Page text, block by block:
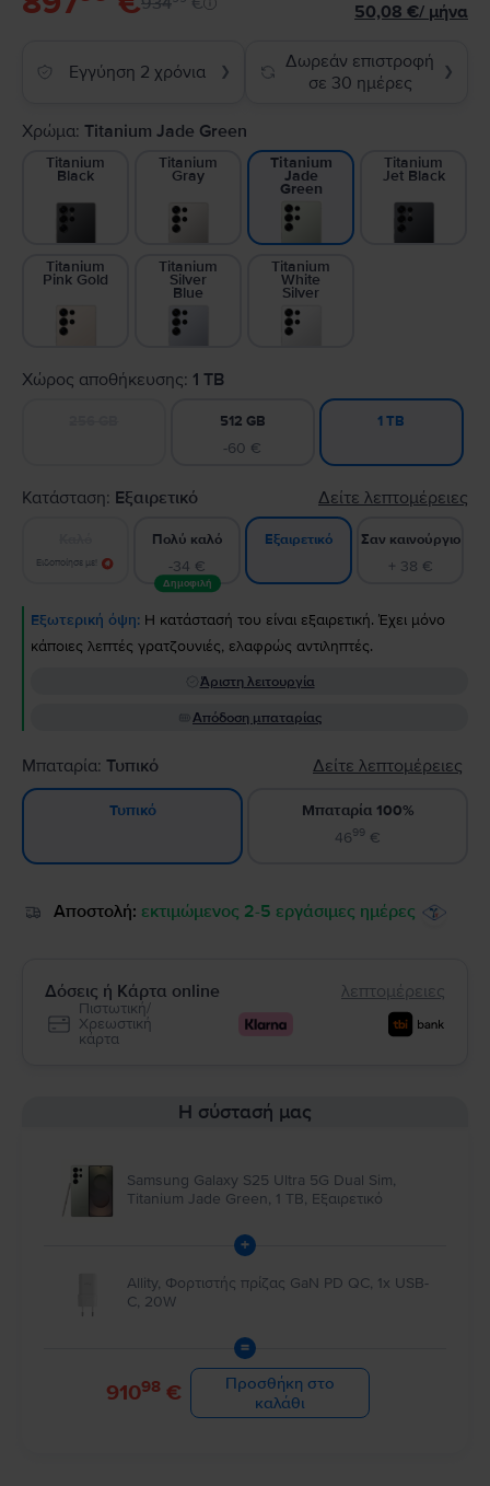
50,08 €/ μήνα
Εγγύηση 2 χρόνια ❯
Δωρεάν επιστροφή
σε 30 ημέρες
❯
Χρώμα: Titanium Jade Green
Titanium
Black
Titanium
Gray
Titanium
Jade
Green
Titanium
Jet Black
Titanium
Pink Gold
Titanium
Silver
Blue
Titanium
White
Silver
Χώρος αποθήκευσης: 1 TB
512 GB
-60 €
1 TB
Κατάσταση: Εξαιρετικό Δείτε λεπτομέρειες
Ειδοποίησε με!
Πολύ καλό
-34 €
Δημοφιλή
Εξαιρετικό Σαν καινούργιο
+ 38 €
Εξωτερική όψη: Η κατάστασή του είναι εξαιρετική. Έχει μόνο
κάποιες λεπτές γρατζουνιές, ελαφρώς αντιληπτές.
Άριστη λειτουργία
Απόδοση μπαταρίας
Μπαταρία: Τυπικό Δείτε λεπτομέρειες
Τυπικό
Μπαταρία 100%
4699 €
Αποστολή: εκτιμώμενος 2-5 εργάσιμες ημέρες
Δόσεις ή Κάρτα online λεπτομέρειες
Πιστωτική/
Χρεωστική
κάρτα
Η σύστασή μας
Samsung Galaxy S25 Ultra 5G Dual Sim,
Titanium Jade Green, 1 TB, Εξαιρετικό
+
Allity, Φορτιστής πρίζας GaN PD QC, 1x USB-
C, 20W
=
91098€
Προσθήκη στο
καλάθι